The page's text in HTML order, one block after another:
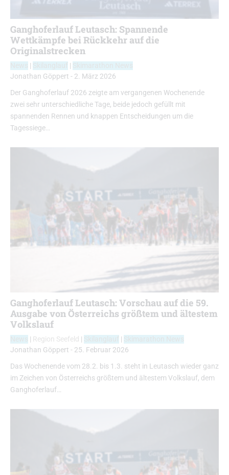
Ganghoferlauf Leutasch: Spannende
Wettkämpfe bei Rückkehr auf die
Originalstrecken
| |
Jonathan Göppert - 2. März 2026
Der Ganghoferlauf 2026 zeigte am vergangenen Wochenende
zwei sehr unterschiedliche Tage, beide jedoch gefüllt mit
spannenden Rennen und knappen Entscheidungen um die
Tagessiege…
Ganghoferlauf Leutasch: Vorschau auf die 59.
Ausgabe von Österreichs größtem und ältestem
Volkslauf
| Region Seefeld | |
Jonathan Göppert - 25. Februar 2026
Das Wochenende vom 28.2. bis 1.3. steht in Leutasch wieder ganz
im Zeichen von Österreichs größtem und ältestem Volkslauf, dem
Ganghoferlauf…